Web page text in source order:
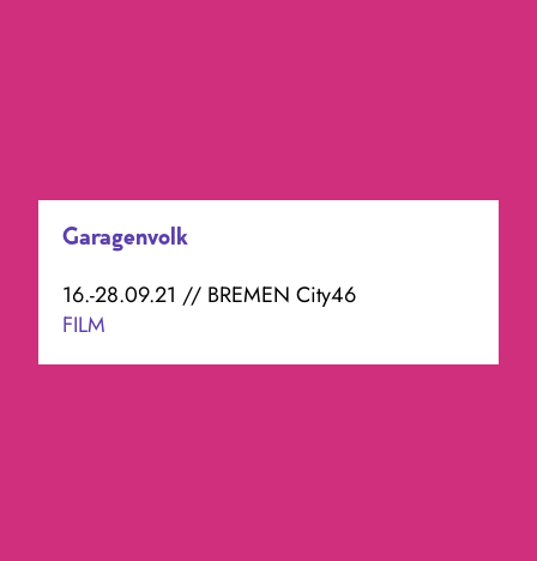
Garagenvolk
16.-28.09.21 // BREMEN City46
FILM